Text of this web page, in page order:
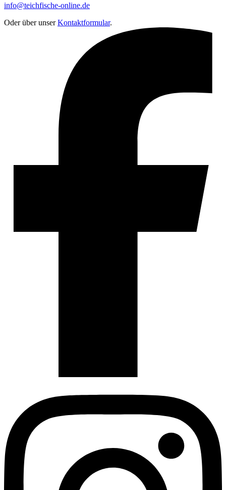
info@teichfische-online.de
Oder über unserKontaktformular.